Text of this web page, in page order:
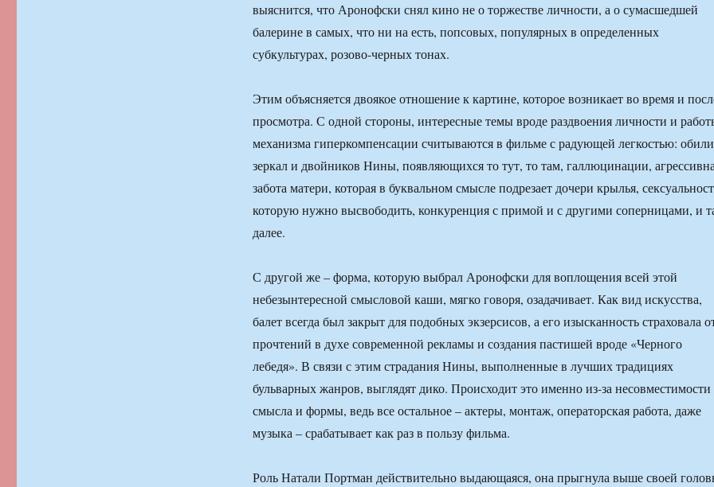
выяснится, что Аронофски снял кино не о торжестве личности, а о сумасшедшей
балерине в самых, что ни на есть, попсовых, популярных в определенных
субкультурах, розово-черных тонах.
Этим объясняется двоякое отношение к картине, которое возникает во время и
просмотра. С одной стороны, интересные темы вроде раздвоения личности и
механизма гиперкомпенсации считываются в фильме с радующей легкостью:
зеркал и двойников Нины, появляющихся то тут, то там, галлюцинации,
забота матери, которая в буквальном смысле подрезает дочери крылья,
которую нужно высвободить, конкуренция с примой и с другими соперницами, и
далее.
С другой же – форма, которую выбрал Аронофски для воплощения всей этой
небезынтересной смысловой каши, мягко говоря, озадачивает. Как вид искусства,
балет всегда был закрыт для подобных экзерсисов, а его изысканность страховала
прочтений в духе современной рекламы и создания пастишей вроде «Черного
лебедя». В связи с этим страдания Нины, выполненные в лучших традициях
бульварных жанров, выглядят дико. Происходит это именно из-за несовместимости
смысла и формы, ведь все остальное – актеры, монтаж, операторская работа, даже
музыка – срабатывает как раз в пользу фильма.
Роль Натали Портман действительно выдающаяся, она прыгнула выше своей